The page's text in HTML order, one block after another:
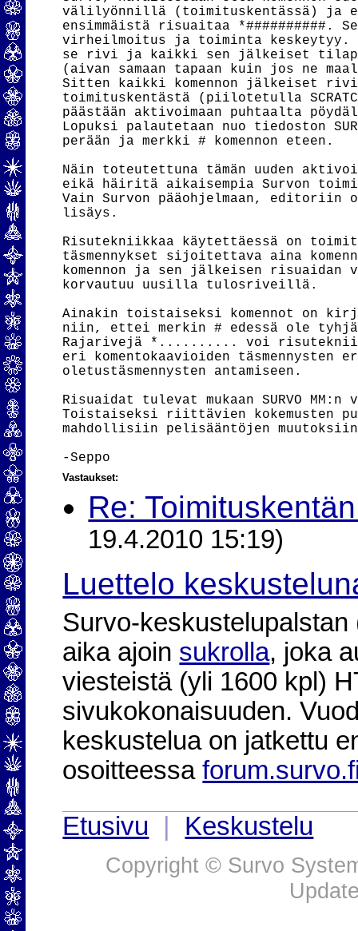
välilyönnillä (toimituskentässä) ja
ensimmäistä risuaitaa *##########.
virheilmoitus ja toiminta
se rivi ja kaikki sen jälkeiset
(aivan samaan tapaan kuin jos ne
Sitten kaikki komennon jälkeiset
toimituskentästä (piilotetulla
päästään aktivoimaan puhtaalta
Lopuksi palautetaan nuo tiedoston
perään ja merkki # komennon eteen.
Näin toteutettuna tämän uuden
eikä häiritä aikaisempia Survon
Vain Survon pääohjelmaan,
lisäys.
Risutekniikkaa käytettäessä on
täsmennykset sijoitettava aina
komennon ja sen jälkeisen
korvautuu uusilla tulosriveillä.
Ainakin toistaiseksi komennot on
niin, ettei merkin # edessä ole
Rajarivejä *.......... voi
eri komentokaavioiden täsmennysten
oletustäsmennysten antamiseen.
Risuaidat tulevat mukaan SURVO
Toistaiseksi riittävien kokemusten
mahdollisiin pelisääntöjen
Vastaukset:
Re:
19.4.2010 15:19)
Luettelo
Survo-
aika ajoin sukrolla, joka
viesteistä (yli 1600 kpl)
sivukokonaisuuden.
keskustelua on jatkettu
osoitteessa
Etusivu
Keskustelu
Copyright © Survo